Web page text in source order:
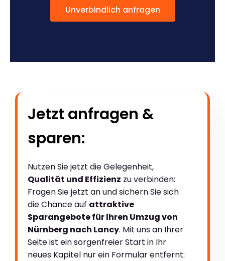
Unverbindlich anfragen
Jetzt anfragen &
sparen:
Nutzen Sie jetzt die Gelegenheit,
Qualität und Effizienz zu verbinden:
Fragen Sie jetzt an und sichern Sie sich
die Chance auf attraktive
Sparangebote für Ihren Umzug von
Nürnberg nach Lancy. Mit uns an Ihrer
Seite ist ein sorgenfreier Start in Ihr
neues Kapitel nur ein Formular entfernt: